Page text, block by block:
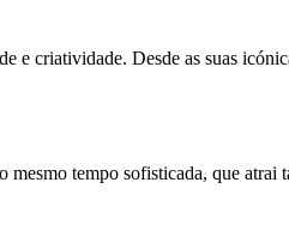
e criatividade. Desde as suas
tempo sofisticada, que atrai